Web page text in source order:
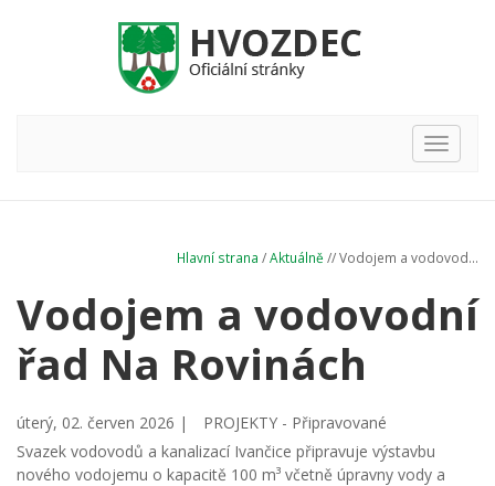
Hlavní
nabídka
Hlavní strana /Aktuálně // Vodojem a vodovod...
Vodojem a vodovodní
řad Na Rovinách
úterý, 02. červen 2026 |
PROJEKTY - Připravované
Svazek vodovodů a kanalizací Ivančice připravuje výstavbu
nového vodojemu o kapacitě 100 m³ včetně úpravny vody a